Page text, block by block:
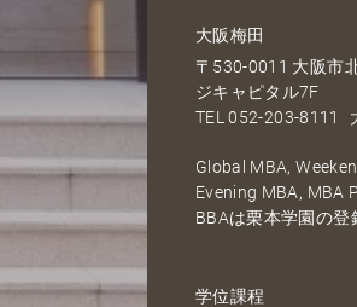
大阪梅田
〒530-0011 大阪市
ジキャピタル7F
TEL052-203-8111
Global MBA,
Evening MBA, MBA
BBAは栗本学園の登
学位課程